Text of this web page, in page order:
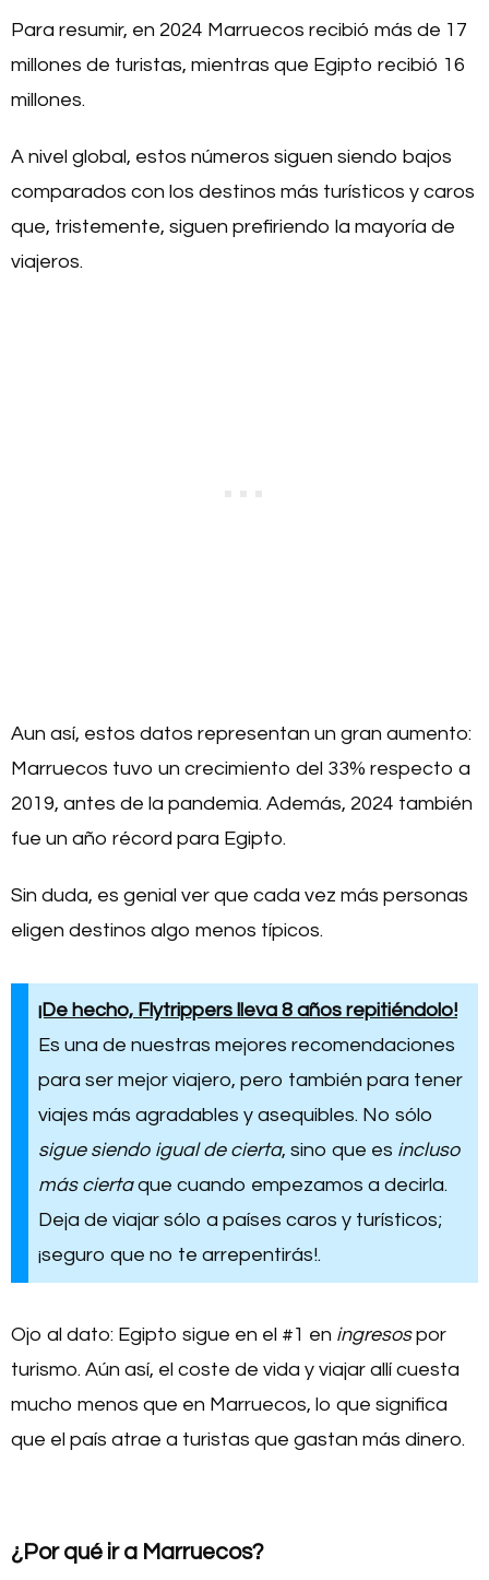
Para resumir, en 2024 Marruecos recibió más de 17
millones de turistas, mientras que Egipto recibió 16
millones.
A nivel global, estos números siguen siendo bajos
comparados con los destinos más turísticos y caros
que, tristemente, siguen prefiriendo la mayoría de
viajeros.
Aun así, estos datos representan un gran aumento:
Marruecos tuvo un crecimiento del 33% respecto a
2019, antes de la pandemia. Además, 2024 también
fue un año récord para Egipto.
Sin duda, es genial ver que cada vez más personas
eligen destinos algo menos típicos.
¡De hecho, Flytrippers lleva 8 años repitiéndolo!
Es una de nuestras mejores recomendaciones
para ser mejor viajero, pero también para tener
viajes más agradables y asequibles. No sólo
sigue siendo igual de cierta, sino que es incluso
más ciertaque cuando empezamos a decirla.
Deja de viajar sólo a países caros y turísticos;
¡seguro que no te arrepentirás!.
Ojo al dato: Egipto sigue en el #1 en ingresospor
turismo. Aún así, el coste de vida y viajar allí cuesta
mucho menos que en Marruecos, lo que significa
que el país atrae a turistas que gastan más dinero.
¿Por qué ir a Marruecos?